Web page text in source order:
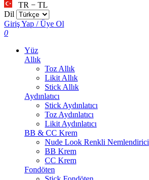
TR − TL
Dil
Giriş Yap / Üye Ol
0
Yüz
Allık
Toz Allık
Likit Allık
Stick Allık
Aydınlatıcı
Stick Aydınlatıcı
Toz Aydınlatıcı
Likit Aydınlatıcı
BB & CC Krem
Nude Look Renkli Nemlendirici
BB Krem
CC Krem
Fondöten